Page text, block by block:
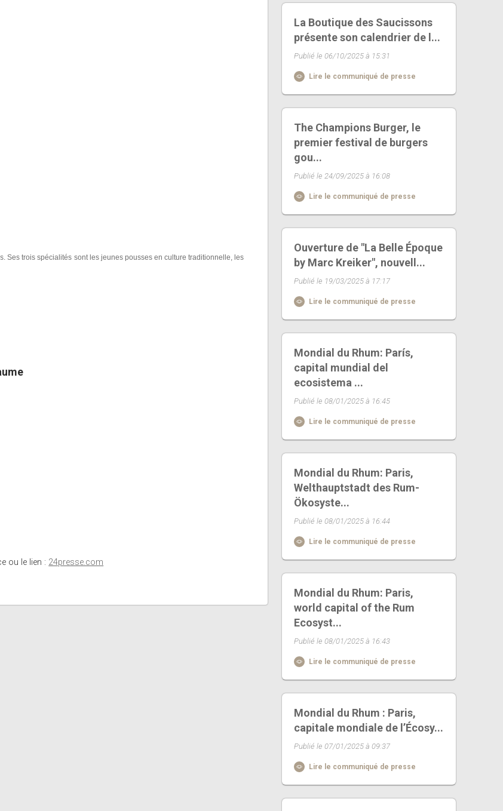
Ses trois spécialités sont les jeunes pousses en culture traditionnelle, les
ou le lien : 24presse.com
La Boutique des Saucissons
présente son calendrier de l...
Publié le 06/10/2025 à 15:31
Lire le communiqué de presse
The Champions Burger, le
premier festival de burgers
gou...
Publié le 24/09/2025 à 16:08
Lire le communiqué de presse
Ouverture de "La Belle Époque
by Marc Kreiker", nouvell...
Publié le 19/03/2025 à 17:17
Lire le communiqué de presse
Mondial du Rhum: París,
capital mundial del
ecosistema ...
Publié le 08/01/2025 à 16:45
Lire le communiqué de presse
Mondial du Rhum: Paris,
Welthauptstadt des Rum-
Ökosyste...
Publié le 08/01/2025 à 16:44
Lire le communiqué de presse
Mondial du Rhum: Paris,
world capital of the Rum
Ecosyst...
Publié le 08/01/2025 à 16:43
Lire le communiqué de presse
Mondial du Rhum : Paris,
capitale mondiale de l’Écosy...
Publié le 07/01/2025 à 09:37
Lire le communiqué de presse